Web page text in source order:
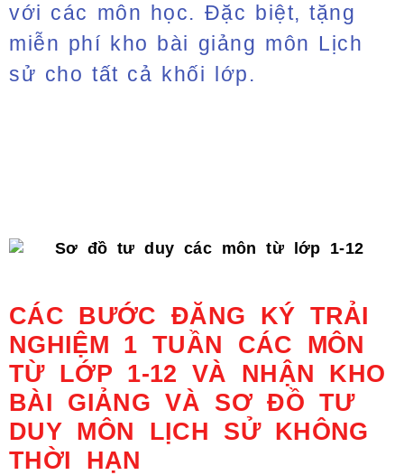
với các môn học. Đặc biệt, tặng
miễn phí kho bài giảng môn Lịch
sử cho tất cả khối lớp.
CÁC BƯỚC ĐĂNG KÝ TRẢI
NGHIỆM 1 TUẦN CÁC MÔN
TỪ LỚP 1-12 VÀ NHẬN KHO
BÀI GIẢNG VÀ SƠ ĐỒ TƯ
DUY MÔN LỊCH SỬ KHÔNG
THỜI HẠN